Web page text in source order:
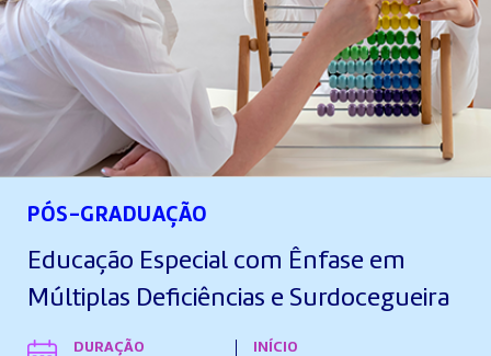
PÓS-GRADUAÇÃO
Educação Especial com Ênfase em
Múltiplas Deficiências e Surdocegueira
DURAÇÃO INÍCIO